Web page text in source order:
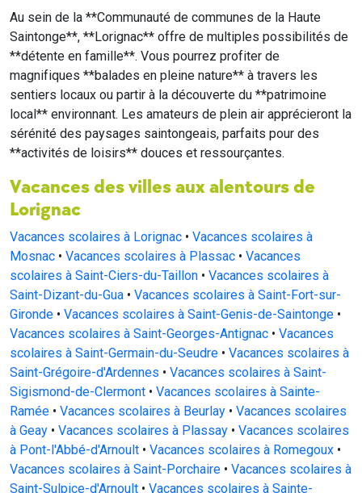
Au sein de la **Communauté de communes de la Haute
Saintonge**, **Lorignac** offre de multiples possibilités de
**détente en famille**. Vous pourrez profiter de
magnifiques **balades en pleine nature** à travers les
sentiers locaux ou partir à la découverte du **patrimoine
local** environnant. Les amateurs de plein air apprécieront la
sérénité des paysages saintongeais, parfaits pour des
**activités de loisirs** douces et ressourçantes.
Vacances des villes aux alentours de
Lorignac
Vacances scolaires à Lorignac • Vacances scolaires à
Mosnac • Vacances scolaires à Plassac • Vacances
scolaires à Saint-Ciers-du-Taillon • Vacances scolaires à
Saint-Dizant-du-Gua • Vacances scolaires à Saint-Fort-sur-
Gironde • Vacances scolaires à Saint-Genis-de-Saintonge •
Vacances scolaires à Saint-Georges-Antignac • Vacances
scolaires à Saint-Germain-du-Seudre • Vacances scolaires à
Saint-Grégoire-d'Ardennes • Vacances scolaires à Saint-
Sigismond-de-Clermont • Vacances scolaires à Sainte-
Ramée • Vacances scolaires à Beurlay • Vacances scolaires
à Geay • Vacances scolaires à Plassay • Vacances scolaires
à Pont-l'Abbé-d'Arnoult • Vacances scolaires à Romegoux •
Vacances scolaires à Saint-Porchaire • Vacances scolaires à
Saint-Sulpice-d'Arnoult • Vacances scolaires à Sainte-